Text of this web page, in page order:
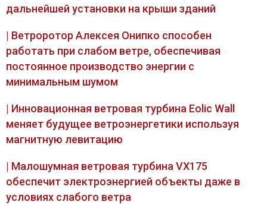
дальнейшей установки на крыши зданий
| Ветроротор Алексея Онипко способен
работать при слабом ветре, обеспечивая
постоянное производство энергии с
минимальным шумом
| Инновационная ветровая турбина Eolic Wall
меняет будущее ветроэнергетики используя
магнитную левитацию
| Малошумная ветровая турбина VX175
обеспечит электроэнергией объекты даже в
условиях слабого ветра